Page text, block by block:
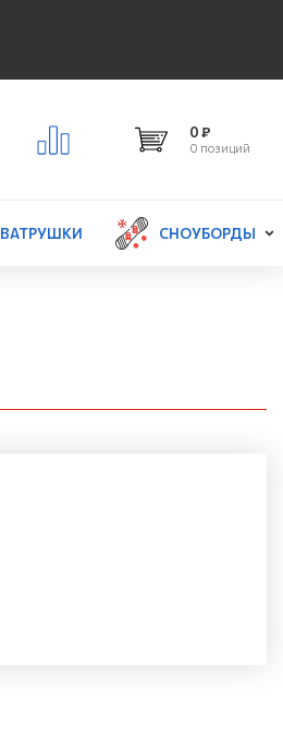
0 ₽
0 позиций
ВАТРУШКИ СНОУБОРДЫ